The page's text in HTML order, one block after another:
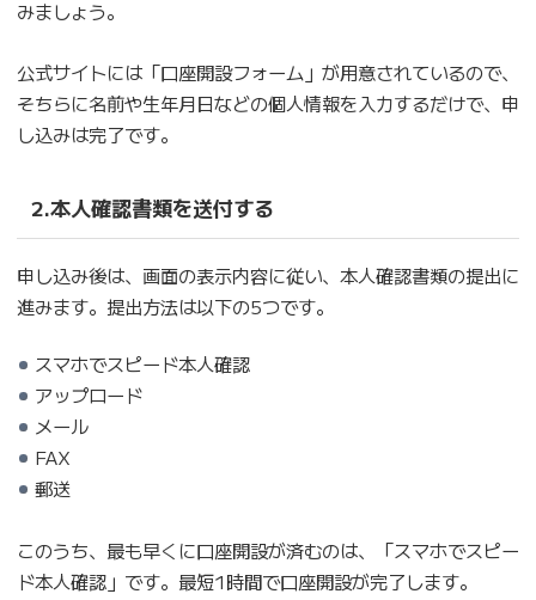
みましょう。
公式サイトには「口座開設フォーム」が用意されているので、
そちらに名前や生年月日などの個人情報を入力するだけで、申
し込みは完了です。
2.本人確認書類を送付する
申し込み後は、画面の表示内容に従い、本人確認書類の提出に
進みます。提出方法は以下の5つです。
スマホでスピード本人確認
アップロード
メール
FAX
郵送
このうち、最も早くに口座開設が済むのは、「スマホでスピー
ド本人確認」です。最短1時間で口座開設が完了します。